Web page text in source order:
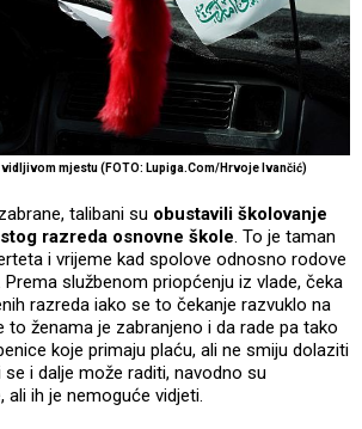
mjestu (FOTO: Lupiga.Com/Hrvoje Ivančić)
talibani su obustavili školovanje
razreda osnovne škole. To je taman
i vrijeme kad spolove odnosno rodove
službenom priopćenju iz vlade, čeka
razreda iako se to čekanje razvuklo na
to ženama je zabranjeno i da rade pa tako
koje primaju plaću, ali ne smiju dolaziti
i dalje može raditi, navodno su
ali ih je nemoguće vidjeti.